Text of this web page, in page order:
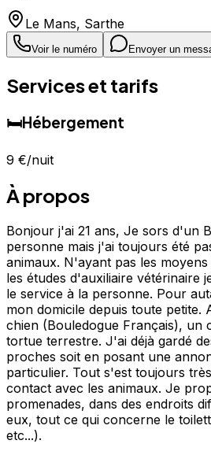
Le Mans, Sarthe
Voir le numéro Envoyer un
Services et tarifs
🛏️Hébergement
9 €/nuit
À propos
Bonjour j'ai 21 ans, Je sors d'un
personne mais j'ai toujours été
animaux. N'ayant pas les
les études d'auxiliaire vétérinaire
le service à la personne. Pour
mon domicile depuis toute petite.
chien (Bouledogue Français), un
tortue terrestre. J'ai déjà gardé
proches soit en posant une
particulier. Tout s'est toujours
contact avec les animaux. Je
promenades, dans des endroits
eux, tout ce qui concerne le
etc...).